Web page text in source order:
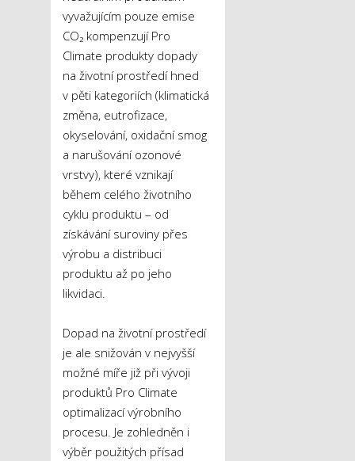
vyvažujícím pouze emise
CO₂ kompenzují Pro
Climate produkty dopady
na životní prostředí hned
v pěti kategoriích (klimatická
změna, eutrofizace,
okyselování, oxidační smog
a narušování ozonové
vrstvy), které vznikají
během celého životního
cyklu produktu – od
získávání suroviny přes
výrobu a distribuci
produktu až po jeho
likvidaci.
Dopad na životní prostředí
je ale snižován v nejvyšší
možné míře již při vývoji
produktů Pro Climate
optimalizací výrobního
procesu. Je zohledněn i
výběr použitých přísad